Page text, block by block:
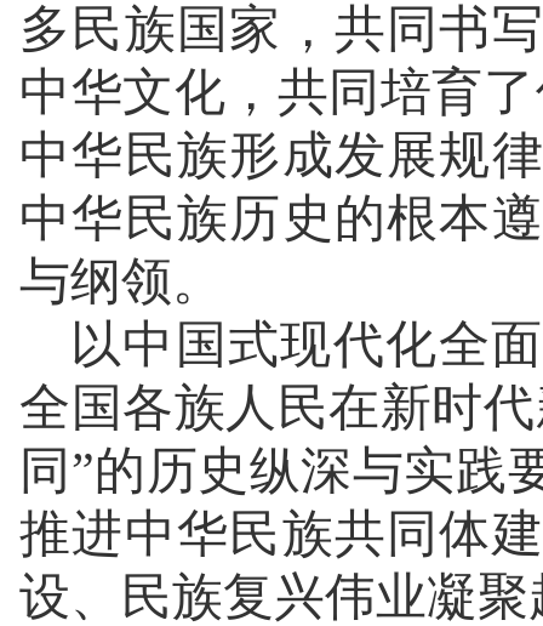
多民族国家，共同书
中华文化，共同培育
中华民族形成发展规
中华民族历史的根本
与纲领。
以中国式现代化全
全国各族人民在新时
同”的历史纵深与实践
推进中华民族共同体
设、民族复兴伟业凝